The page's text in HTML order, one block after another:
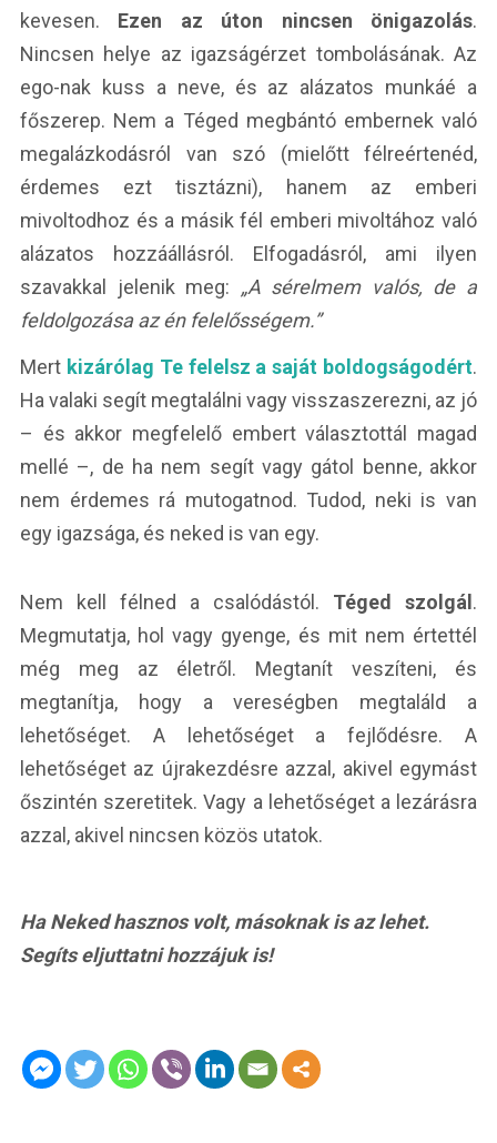
kevesen. Ezen az úton nincsen önigazolás.
Nincsen helye az igazságérzet tombolásának. Az
ego-nak kuss a neve, és az alázatos munkáé a
főszerep. Nem a Téged megbántó embernek való
megalázkodásról van szó (mielőtt félreértenéd,
érdemes ezt tisztázni), hanem az emberi
mivoltodhoz és a másik fél emberi mivoltához való
alázatos hozzáállásról. Elfogadásról, ami ilyen
szavakkal jelenik meg: „A sérelmem valós, de a
feldolgozása az én felelősségem.”
Mert kizárólag Te felelsz a saját boldogságodért.
Ha valaki segít megtalálni vagy visszaszerezni, az jó
– és akkor megfelelő embert választottál magad
mellé –, de ha nem segít vagy gátol benne, akkor
nem érdemes rá mutogatnod. Tudod, neki is van
egy igazsága, és neked is van egy.
Nem kell félned a csalódástól. Téged szolgál .
Megmutatja, hol vagy gyenge, és mit nem értettél
még meg az életről. Megtanít veszíteni, és
megtanítja, hogy a vereségben megtaláld a
lehetőséget. A lehetőséget a fejlődésre. A
lehetőséget az újrakezdésre azzal, akivel egymást
őszintén szeretitek. Vagy a lehetőséget a lezárásra
azzal, akivel nincsen közös utatok.
Ha Neked hasznos volt, másoknak is az lehet.
Segíts eljuttatni hozzájuk is!